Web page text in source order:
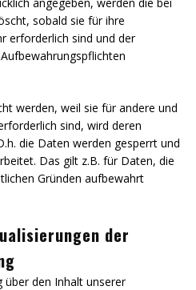
sobald sie für ihre
erforderlich sind und der
werden, weil sie für andere und
sind, wird deren
die Daten werden gesperrt und
Das gilt z.B. für Daten, die
Gründen aufbewahrt
der
über den Inhalt unserer